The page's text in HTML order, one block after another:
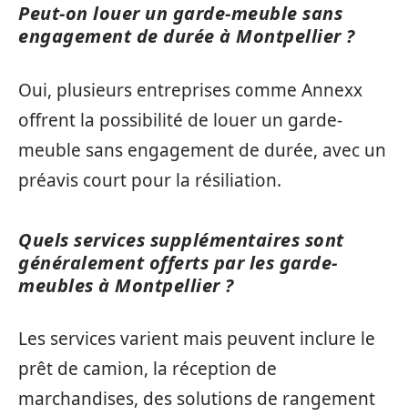
Peut-on louer un garde-meuble sans
engagement de durée à Montpellier ?
Oui, plusieurs entreprises comme Annexx
offrent la possibilité de louer un garde-
meuble sans engagement de durée, avec un
préavis court pour la résiliation.
Quels services supplémentaires sont
généralement offerts par les garde-
meubles à Montpellier ?
Les services varient mais peuvent inclure le
prêt de camion, la réception de
marchandises, des solutions de rangement